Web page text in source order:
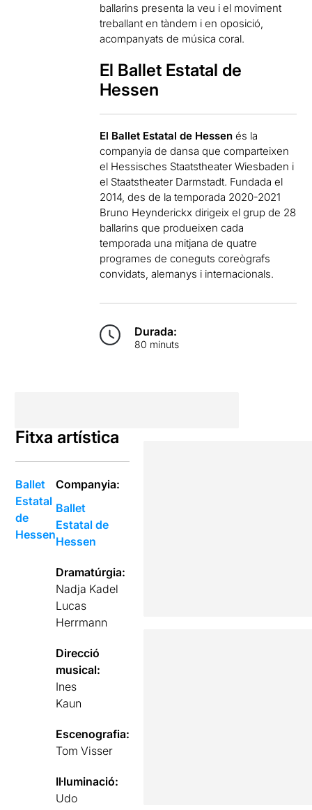
ballarins presenta la veu i el moviment
treballant en tàndem i en oposició,
acompanyats de música coral.
El Ballet Estatal de
Hessen
El Ballet Estatal de Hessen és la
companyia de dansa que comparteixen
el Hessisches Staatstheater Wiesbaden i
el Staatstheater Darmstadt. Fundada el
2014, des de la temporada 2020-2021
Bruno Heynderickx dirigeix el grup de 28
ballarins que produeixen cada
temporada una mitjana de quatre
programes de coneguts coreògrafs
convidats, alemanys i internacionals.
Durada:
80 minuts
Fitxa artística
Ballet
Estatal
de
Hessen
Companyia:
Ballet
Estatal de
Hessen
Dramatúrgia:
Nadja Kadel
Lucas
Herrmann
Direcció
musical:
Ines
Kaun
Escenografia:
Tom Visser
Il·luminació:
Udo